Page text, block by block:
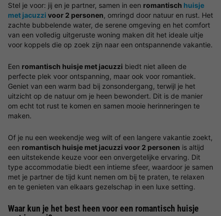
Stel je voor: jij en je partner, samen in een romantisch huisje
met jacuzzi voor 2 personen, omringd door natuur en rust. Het
zachte bubbelende water, de serene omgeving en het comfort
van een volledig uitgeruste woning maken dit het ideale uitje
voor koppels die op zoek zijn naar een ontspannende vakantie.
Een romantisch huisje met jacuzzi biedt niet alleen de
perfecte plek voor ontspanning, maar ook voor romantiek.
Geniet van een warm bad bij zonsondergang, terwijl je het
uitzicht op de natuur om je heen bewondert. Dit is de manier
om echt tot rust te komen en samen mooie herinneringen te
maken.
Of je nu een weekendje weg wilt of een langere vakantie zoekt,
een romantisch huisje met jacuzzi voor 2 personen is altijd
een uitstekende keuze voor een onvergetelijke ervaring. Dit
type accommodatie biedt een intieme sfeer, waardoor je samen
met je partner de tijd kunt nemen om bij te praten, te relaxen
en te genieten van elkaars gezelschap in een luxe setting.
Waar kun je het best heen voor een romantisch huisje